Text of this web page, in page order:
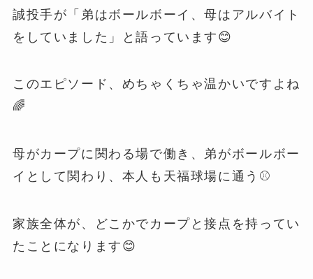
誠投手が「弟はボールボーイ、母はアルバイト
をしていました」と語っています😊
このエピソード、めちゃくちゃ温かいですよね
🌈
母がカープに関わる場で働き、弟がボールボー
イとして関わり、本人も天福球場に通う⚾️
家族全体が、どこかでカープと接点を持ってい
たことになります😊